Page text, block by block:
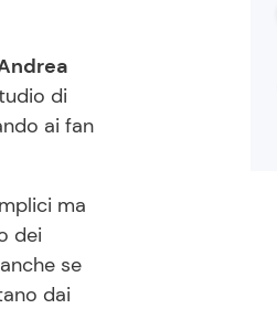
di
ai fan
ma
dei
se
dai